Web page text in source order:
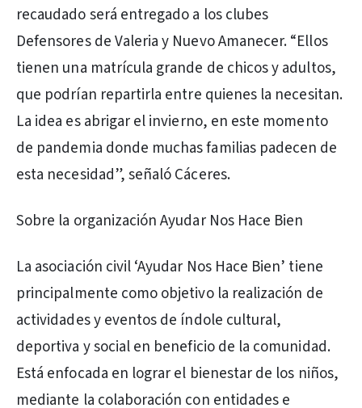
recaudado será entregado a los clubes
Defensores de Valeria y Nuevo Amanecer. “Ellos
tienen una matrícula grande de chicos y adultos,
que podrían repartirla entre quienes la necesitan.
La idea es abrigar el invierno, en este momento
de pandemia donde muchas familias padecen de
esta necesidad”, señaló Cáceres.
Sobre la organización Ayudar Nos Hace Bien
La asociación civil ‘Ayudar Nos Hace Bien’ tiene
principalmente como objetivo la realización de
actividades y eventos de índole cultural,
deportiva y social en beneficio de la comunidad.
Está enfocada en lograr el bienestar de los niños,
mediante la colaboración con entidades e